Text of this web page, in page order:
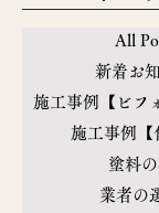
All
新着お
施工事例【ビフ
施工事例【
塗料
業者の